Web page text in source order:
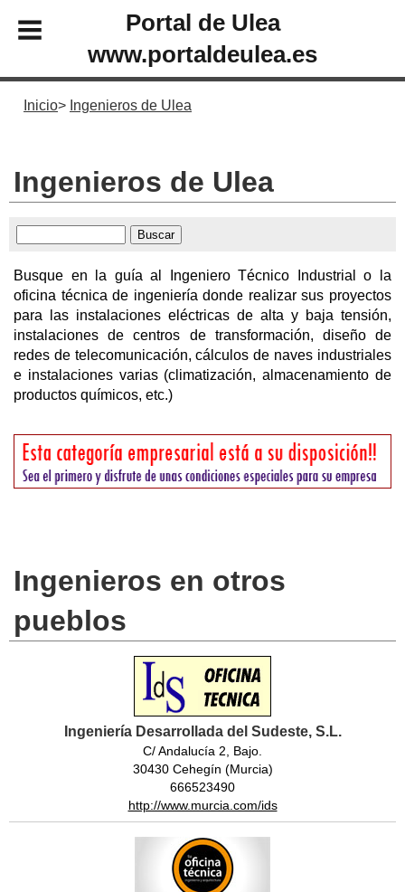
Portal de Ulea
www.portaldeulea.es
Inicio Ingenieros de Ulea
Ingenieros de Ulea
Busque en la guía al Ingeniero Técnico Industrial o la
oficina técnica de ingeniería donde realizar sus proyectos
para las instalaciones eléctricas de alta y baja tensión,
instalaciones de centros de transformación, diseño de
redes de telecomunicación, cálculos de naves industriales
e instalaciones varias (climatización, almacenamiento de
productos químicos, etc.)
Ingenieros en otros
pueblos
Ingeniería Desarrollada del Sudeste, S.L.
C/ Andalucía 2, Bajo.
30430 Cehegín (Murcia)
666523490
http://www.murcia.com/ids